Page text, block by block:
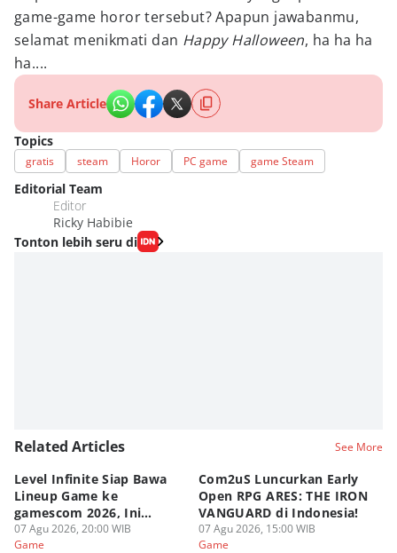
game-game horor tersebut? Apapun jawabanmu,
selamat menikmati dan Happy Halloween, ha ha ha
ha....
Share Article
Topics
gratis steam Horor PC game game Steam
Editorial Team
Editor
Ricky Habibie
Tonton lebih seru di
Related Articles See More
Level Infinite Siap Bawa
Lineup Game ke
gamescom 2026, Ini
Judulnya!
07 Agu 2026, 20:00 WIB
Game
Com2uS Luncurkan Early
Open RPG ARES: THE IRON
VANGUARD di Indonesia!
07 Agu 2026, 15:00 WIB
Game